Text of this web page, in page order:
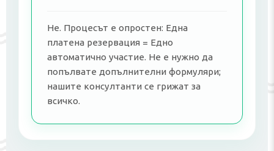
Не. Процесът е опростен: Една
платена резервация = Едно
автоматично участие. Не е нужно да
попълвате допълнителни формуляри;
нашите консултанти се грижат за
всичко.